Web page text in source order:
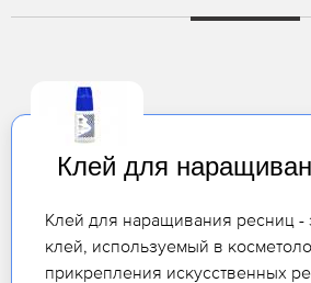
Клей для
Клей для наращивания ресниц -
клей, используемый в
прикрепления искусственных